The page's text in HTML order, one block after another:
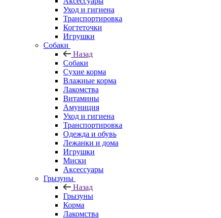
Уход и гигиена
Транспортировка
Когтеточки
Игрушки
Собаки
Назад
Собаки
Сухие корма
Влажные корма
Лакомства
Витамины
Амуниция
Уход и гигиена
Транспортировка
Одежда и обувь
Лежанки и дома
Игрушки
Миски
Аксессуары
Грызуны
Назад
Грызуны
Корма
Лакомства